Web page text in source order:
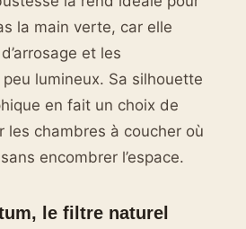
la main verte, car elle
et les
lumineux. Sa silhouette
en fait un choix de
les chambres à coucher où
encombrer l’espace.
le filtre naturel